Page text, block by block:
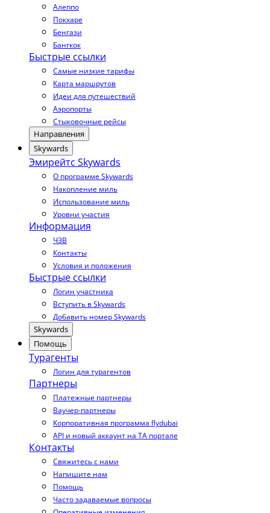
Алеппо
Покхаре
Бенгази
Бангкок
Быстрые ссылки
Самые низкие тарифы
Карта маршрутов
Идеи для путешествий
Аэропорты
Стыковочные рейсы
Направления
Skywards
Эмирейтс Skywards
О программе Skywards
Накопление миль
Использование миль
Уровни участия
Информация
ЧЗВ
Контакты
Условия и положения
Быстрые ссылки
Логин участника
Вступить в Skywards
Добавить номер Skywards
Skywards
Помощь
Турагенты
Логин для турагентов
Партнеры
Платежные партнеры
Ваучер-партнеры
Корпоративная программа flydubai
API и новый аккаунт на TA портале
Контакты
Свяжитесь с нами
Напишите нам
Помощь
Часто задаваемые вопросы